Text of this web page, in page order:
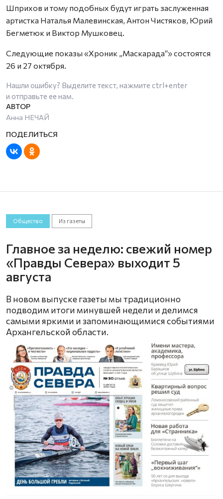
Шприхов и тому подобных будут играть заслуженная
артистка Наталья Малевинская, Антон Чистяков, Юрий
Бегметюк и Виктор Мушковец.
Следующие показы «Хроник „Маскарада“» состоятся
26 и 27 октября.
Нашли ошибку? Выделите текст, нажмите ctrl+enter
и отправьте ее нам.
Анна НЕЧАЙ
Общество Из газеты
Главное за неделю: свежий номер
«Правды Севера» выходит 5
августа
В новом выпуске газеты мы традиционно
подводим итоги минувшей недели и делимся
самыми яркими и запоминающимися событиями
Архангельской области.